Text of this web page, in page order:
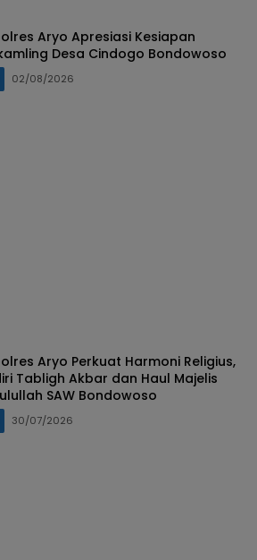
Aryo Apresiasi Kesiapan
Desa Cindogo Bondowoso
02/08/2026
Aryo Perkuat Harmoni Religius,
Tabligh Akbar dan Haul Majelis
SAW Bondowoso
30/07/2026